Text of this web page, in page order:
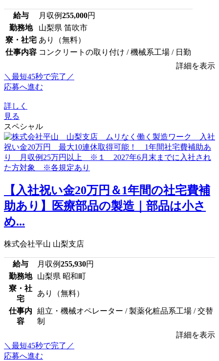
給与 月収例255,000円
勤務地
山梨県 笛吹市
寮・社宅 あり（無料）
仕事内容 コンクリートの取り付け / 機械系工場 / 日勤
詳細を表示
＼最短45秒で完了／
応募へ進む
詳しく
見る
スペシャル
【入社祝い金20万円＆1年間の社宅費補
助あり】医療部品の製造｜部品は小さ
め...
株式会社平山 山梨支店
給与 月収例255,930円
勤務地
山梨県 昭和町
寮・社
宅
あり（無料）
仕事内
容
組立・機械オペレーター / 製薬化粧品系工場 / 交替
制
詳細を表示
＼最短45秒で完了／
応募へ進む